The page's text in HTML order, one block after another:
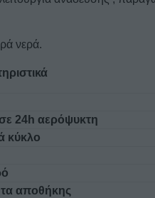
νερά.
24h αερόψυκτη
κύκλο
αποθήκης